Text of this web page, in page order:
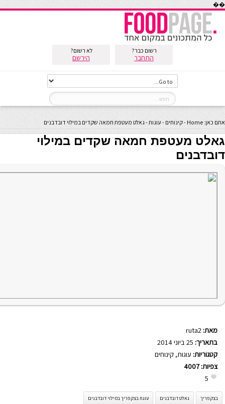
��
רשום כבר?
התחבר
לא רשום?
הירשם
אתם כאן: Home
-קינוחים - עוגות-גאלט מעטפת חמאה שקדים במילוי דובדבנים
גאלט מעטפת חמאה שקדים במילוי
דובדבנים
מאת: ruta2
בתאריך:
קטגוריות: עוגות, קינוחים
צפיות:4007
5
בצק פריך גאלט דובדבנים עוגת בצק פריך במילוי דובדבנים